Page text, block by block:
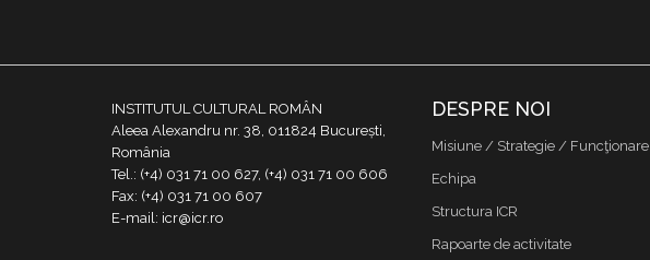
INSTITUTUL CULTURAL ROMÂN
Aleea Alexandru nr. 38, 011824 București,
România
Tel.: (+4) 031 71 00 627, (+4) 031 71 00 606
Fax: (+4) 031 71 00 607
E-mail: icr@icr.ro
DESPRE NOI
Misiune / Strategie / Funcţionare
Echipa
Structura ICR
Rapoarte de activitate